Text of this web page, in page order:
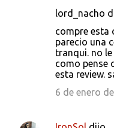
lord_nacho
compre esta
parecio una
tranqui. no
como pense
esta review.
6 de enero